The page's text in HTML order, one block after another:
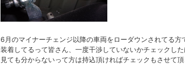
6月のマイナーチェンジ以降の車両をローダウンされてる方
装着してるって皆さん、一度干渉していないかチェックし
見ても分からないって方は持込頂ければチェックもさせて頂